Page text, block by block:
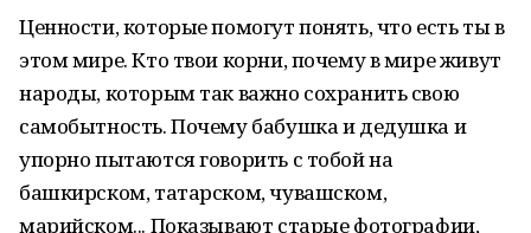
Ценности, которые помогут понять, что есть ты в
этом мире. Кто твои корни, почему в мире живут
народы, которым так важно сохранить свою
самобытность. Почему бабушка и дедушка и
упорно пытаются говорить с тобой на
башкирском, татарском, чувашском,
марийском... Показывают старые фотографии,